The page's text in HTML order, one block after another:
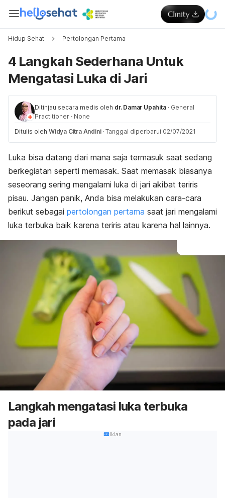
Hidup Sehat Pertolongan Pertama
4 Langkah Sederhana Untuk
Mengatasi Luka di Jari
Ditinjau secara medis oleh dr. Damar Upahita · General
Practitioner · None
Ditulis oleh Widya Citra Andini · Tanggal diperbarui 02/07/2021
Luka bisa datang dari mana saja termasuk saat sedang
berkegiatan seperti memasak. Saat memasak biasanya
seseorang sering mengalami luka di jari akibat teriris
pisau. Jangan panik, Anda bisa melakukan cara-cara
berikut sebagai pertolongan pertama saat jari mengalami
luka terbuka baik karena teriris atau karena hal lainnya.
Langkah mengatasi luka terbuka
pada jari
Iklan